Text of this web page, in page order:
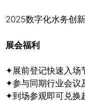
2025数字化水务创
展会福利
✦展前登记快速入场
✦参与同期行业会议
✦到场参观即可兑换